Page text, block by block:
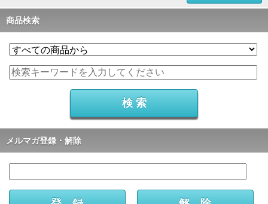
商品検索
メルマガ登録・解除